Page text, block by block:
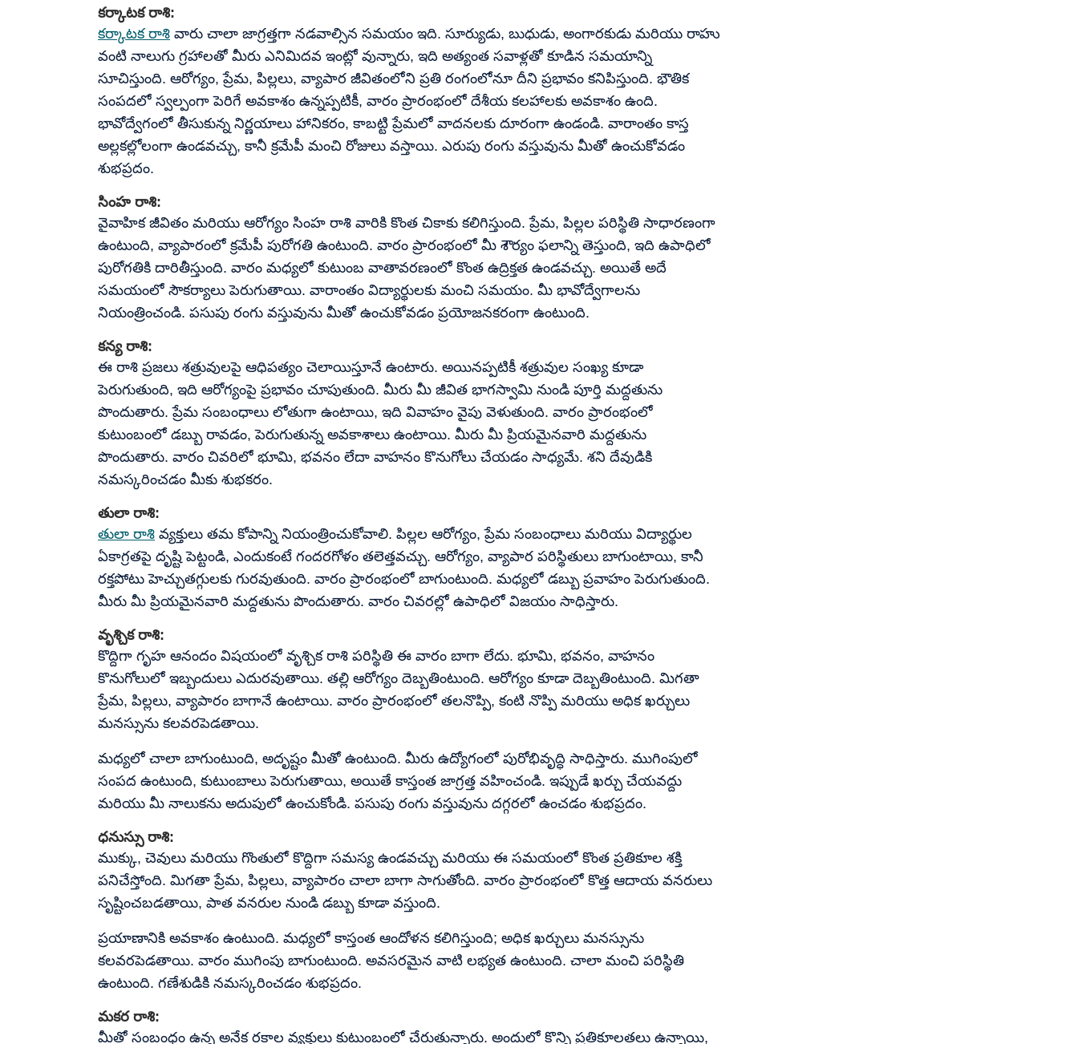
కర్కాటక రాశి:
కర్కాటక రాశి వారు చాలా జాగ్రత్తగా నడవాల్సిన సమయం ఇది. సూర్యుడు, బుధుడు, అంగారకుడు మరియు రాహు
వంటి నాలుగు గ్రహాలతో మీరు ఎనిమిదవ ఇంట్లో వున్నారు, ఇది అత్యంత సవాళ్లతో కూడిన సమయాన్ని
సూచిస్తుంది. ఆరోగ్యం, ప్రేమ, పిల్లలు, వ్యాపార జీవితంలోని ప్రతి రంగంలోనూ దీని ప్రభావం కనిపిస్తుంది. భౌతిక
సంపదలో స్వల్పంగా పెరిగే అవకాశం ఉన్నప్పటికీ, వారం ప్రారంభంలో దేశీయ కలహాలకు అవకాశం ఉంది.
భావోద్వేగంలో తీసుకున్న నిర్ణయాలు హానికరం, కాబట్టి ప్రేమలో వాదనలకు దూరంగా ఉండండి. వారాంతం కాస్త
అల్లకల్లోలంగా ఉండవచ్చు, కానీ క్రమేపీ మంచి రోజులు వస్తాయి. ఎరుపు రంగు వస్తువును మీతో ఉంచుకోవడం
శుభప్రదం.
సింహ రాశి:
వైవాహిక జీవితం మరియు ఆరోగ్యం సింహ రాశి వారికి కొంత చికాకు కలిగిస్తుంది. ప్రేమ, పిల్లల పరిస్థితి సాధారణంగా
ఉంటుంది, వ్యాపారంలో క్రమేపీ పురోగతి ఉంటుంది. వారం ప్రారంభంలో మీ శౌర్యం ఫలాన్ని తెస్తుంది, ఇది ఉపాధిలో
పురోగతికి దారితీస్తుంది. వారం మధ్యలో కుటుంబ వాతావరణంలో కొంత ఉద్రిక్తత ఉండవచ్చు. అయితే అదే
సమయంలో సౌకర్యాలు పెరుగుతాయి. వారాంతం విద్యార్థులకు మంచి సమయం. మీ భావోద్వేగాలను
నియంత్రించండి. పసుపు రంగు వస్తువును మీతో ఉంచుకోవడం ప్రయోజనకరంగా ఉంటుంది.
కన్య రాశి:
ఈ రాశి ప్రజలు శత్రువులపై ఆధిపత్యం చెలాయిస్తూనే ఉంటారు. అయినప్పటికీ శత్రువుల సంఖ్య కూడా
పెరుగుతుంది, ఇది ఆరోగ్యంపై ప్రభావం చూపుతుంది. మీరు మీ జీవిత భాగస్వామి నుండి పూర్తి మద్దతును
పొందుతారు. ప్రేమ సంబంధాలు లోతుగా ఉంటాయి, ఇది వివాహం వైపు వెళుతుంది. వారం ప్రారంభంలో
కుటుంబంలో డబ్బు రావడం, పెరుగుతున్న అవకాశాలు ఉంటాయి. మీరు మీ ప్రియమైనవారి మద్దతును
పొందుతారు. వారం చివరిలో భూమి, భవనం లేదా వాహనం కొనుగోలు చేయడం సాధ్యమే. శని దేవుడికి
నమస్కరించడం మీకు శుభకరం.
తులా రాశి:
తులా రాశి వ్యక్తులు తమ కోపాన్ని నియంత్రించుకోవాలి. పిల్లల ఆరోగ్యం, ప్రేమ సంబంధాలు మరియు విద్యార్థుల
ఏకాగ్రతపై దృష్టి పెట్టండి, ఎందుకంటే గందరగోళం తలెత్తవచ్చు. ఆరోగ్యం, వ్యాపార పరిస్థితులు బాగుంటాయి, కానీ
రక్తపోటు హెచ్చుతగ్గులకు గురవుతుంది. వారం ప్రారంభంలో బాగుంటుంది. మధ్యలో డబ్బు ప్రవాహం పెరుగుతుంది.
మీరు మీ ప్రియమైనవారి మద్దతును పొందుతారు. వారం చివరల్లో ఉపాధిలో విజయం సాధిస్తారు.
వృశ్చిక రాశి:
కొద్దిగా గృహ ఆనందం విషయంలో వృశ్చిక రాశి పరిస్థితి ఈ వారం బాగా లేదు. భూమి, భవనం, వాహనం
కొనుగోలులో ఇబ్బందులు ఎదురవుతాయి. తల్లి ఆరోగ్యం దెబ్బతింటుంది. ఆరోగ్యం కూడా దెబ్బతింటుంది. మిగతా
ప్రేమ, పిల్లలు, వ్యాపారం బాగానే ఉంటాయి. వారం ప్రారంభంలో తలనొప్పి, కంటి నొప్పి మరియు అధిక ఖర్చులు
మనస్సును కలవరపెడతాయి.
మధ్యలో చాలా బాగుంటుంది, అదృష్టం మీతో ఉంటుంది. మీరు ఉద్యోగంలో పురోభివృద్ధి సాధిస్తారు. ముగింపులో
సంపద ఉంటుంది, కుటుంబాలు పెరుగుతాయి, అయితే కాస్తంత జాగ్రత్త వహించండి. ఇప్పుడే ఖర్చు చేయవద్దు
మరియు మీ నాలుకను అదుపులో ఉంచుకోండి. పసుపు రంగు వస్తువును దగ్గరలో ఉంచడం శుభప్రదం.
ధనుస్సు రాశి:
ముక్కు, చెవులు మరియు గొంతులో కొద్దిగా సమస్య ఉండవచ్చు మరియు ఈ సమయంలో కొంత ప్రతికూల శక్తి
పనిచేస్తోంది. మిగతా ప్రేమ, పిల్లలు, వ్యాపారం చాలా బాగా సాగుతోంది. వారం ప్రారంభంలో కొత్త ఆదాయ వనరులు
సృష్టించబడతాయి, పాత వనరుల నుండి డబ్బు కూడా వస్తుంది.
ప్రయాణానికి అవకాశం ఉంటుంది. మధ్యలో కాస్తంత ఆందోళన కలిగిస్తుంది; అధిక ఖర్చులు మనస్సును
కలవరపెడతాయి. వారం ముగింపు బాగుంటుంది. అవసరమైన వాటి లభ్యత ఉంటుంది. చాలా మంచి పరిస్థితి
ఉంటుంది. గణేశుడికి నమస్కరించడం శుభప్రదం.
మకర రాశి:
మీతో సంబంధం ఉన్న అనేక రకాల వ్యక్తులు కుటుంబంలో చేరుతున్నారు. అందులో కొన్ని ప్రతికూలతలు ఉన్నాయి,